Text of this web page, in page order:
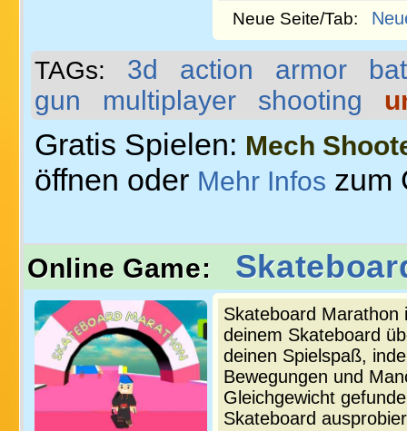
Neue Seite/Tab:
TAGs: 3d action armor
gun
multiplayer shooting
Gratis Spielen: Mech
öffnen oder Mehr Infos zum
Online Game:
Skateboard Marathon
deinem Skateboard
deinen Spielspaß,
Bewegungen und
Gleichgewicht
Skateboard